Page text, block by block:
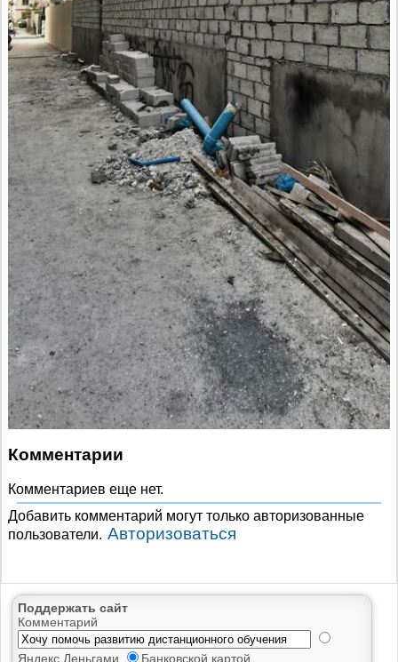
Комментарии
Комментариев еще нет.
Добавить комментарий могут только авторизованные
пользователи. Авторизоваться
Поддержать сайт
Комментарий
Яндекс.Деньгами Банковской картой